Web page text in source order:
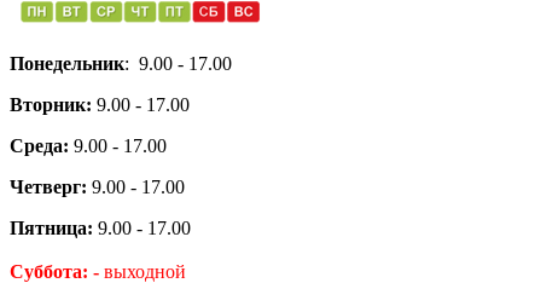
Понедельник: 9.00 - 17.00
Вторник: 9.00 - 17.00
Среда: 9.00 - 17.00
Четверг: 9.00 - 17.00
Пятница: 9.00 - 17.00
Суббота: - выходной